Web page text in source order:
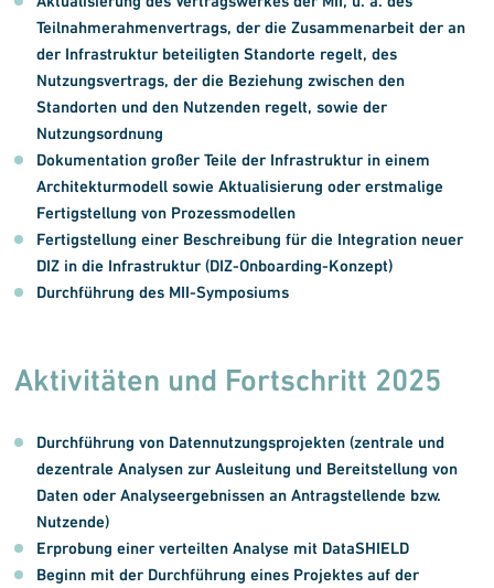
Teilnahmerahmenvertrags, der die Zusammenarbeit der an
der Infrastruktur beteiligten Standorte regelt, des
Nutzungsvertrags, der die Beziehung zwischen den
Standorten und den Nutzenden regelt, sowie der
Nutzungsordnung
Dokumentation großer Teile der Infrastruktur in einem
Architekturmodell sowie Aktualisierung oder erstmalige
Fertigstellung von Prozessmodellen
Fertigstellung einer Beschreibung für die Integration neuer
DIZ in die Infrastruktur (DIZ-Onboarding-Konzept)
Durchführung des MII-Symposiums
Aktivitäten und Fortschritt 2025
Durchführung von Datennutzungsprojekten (zentrale und
dezentrale Analysen zur Ausleitung und Bereitstellung von
Daten oder Analyseergebnissen an Antragstellende bzw.
Nutzende)
Erprobung einer verteilten Analyse mit DataSHIELD
Beginn mit der Durchführung eines Projektes auf der